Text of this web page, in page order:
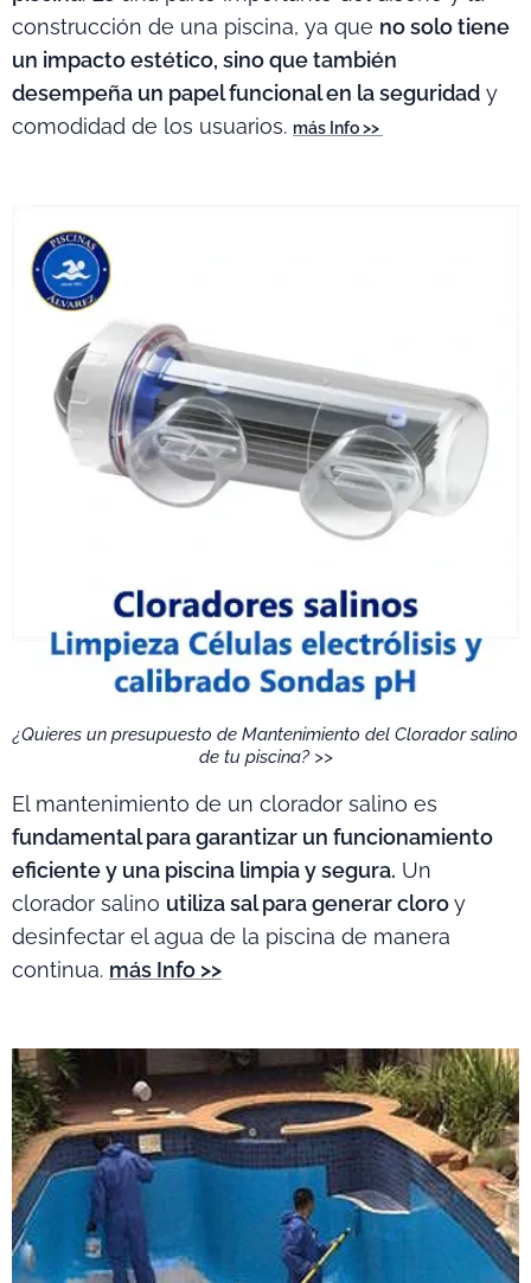
construcción de una piscina, ya que no solo tiene
un impacto estético, sino que también
desempeña un papel funcional en la seguridad y
comodidad de los usuarios. más Info >>
¿Quieres un presupuesto de Mantenimiento del Clorador salino
de tu piscina? >>
El mantenimiento de un clorador salino es
fundamental para garantizar un funcionamiento
eficiente y una piscina limpia y segura. Un
clorador salino utiliza sal para generar cloroy
desinfectar el agua de la piscina de manera
continua. más Info >>